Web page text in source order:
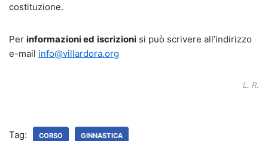
costituzione.
Per informazioni ed iscrizioni si può scrivere all’indirizzo
e-mail info@villardora.org
L. R.
Tag: CORSO GINNASTICA